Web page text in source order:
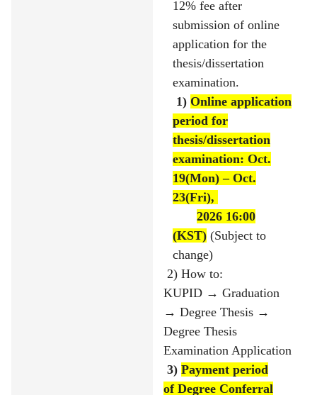
12% fee after
submission of online
application for the
thesis/dissertation
examination.
1) Online application
period for
thesis/dissertation
examination: Oct.
19(Mon)– Oct.
23(Fri),
2026 16:00
(KST) (Subject to
change)
2) How to:
KUPID → Graduation
→ Degree Thesis →
Degree Thesis
Examination Application
3) Payment period
of Degree Conferral